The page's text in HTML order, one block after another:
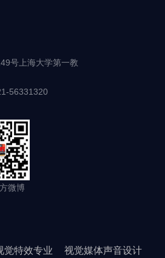
号上海大学第一教
56331320
微博
觉特效专业 视觉媒体声音设计